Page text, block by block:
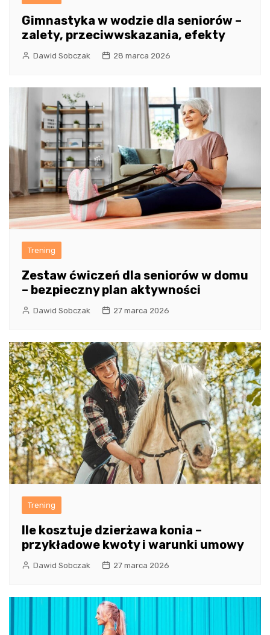
Gimnastyka w wodzie dla seniorów –
zalety, przeciwwskazania, efekty
Dawid Sobczak 28 marca 2026
Trening
Zestaw ćwiczeń dla seniorów w domu
– bezpieczny plan aktywności
Dawid Sobczak 27 marca 2026
Trening
Ile kosztuje dzierżawa konia –
przykładowe kwoty i warunki umowy
Dawid Sobczak 27 marca 2026